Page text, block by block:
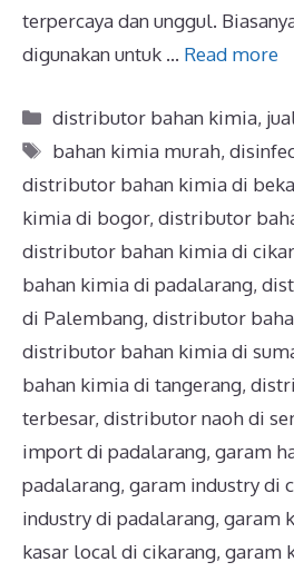
terpercaya dan unggul.
digunakan untuk … Read more
distributor bahan kimia,
bahan kimia murah,
distributor bahan kimia di
kimia di bogor, distributor
distributor bahan kimia di
bahan kimia di padalarang,
di Palembang, distributor
distributor bahan kimia di
bahan kimia di tangerang,
terbesar, distributor naoh di
import di padalarang, garam
padalarang, garam industry di
industry di padalarang, garam
kasar local di cikarang, garam